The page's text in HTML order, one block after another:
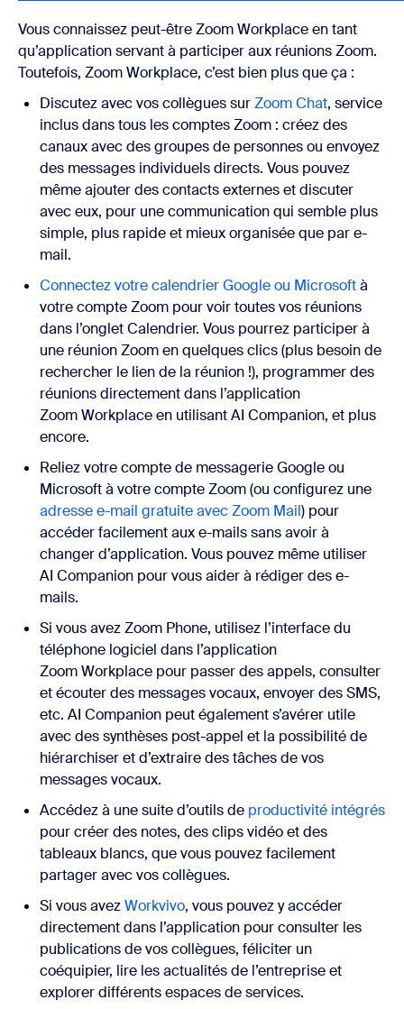
Vous connaissez peut-être Zoom Workplace en tant
qu’application servant à participer aux réunions Zoom.
Toutefois, Zoom Workplace, c’est bien plus que ça :
Discutez avec vos collègues surZoom Chat, service
inclus dans tous les comptes Zoom : créez des
canaux avec des groupes de personnes ou envoyez
des messages individuels directs. Vous pouvez
même ajouter des contacts externes et discuter
avec eux, pour une communication qui semble plus
simple, plus rapide et mieux organisée que par e-
mail.
Connectez votre calendrier Google ou Microsoftà
votre compte Zoom pour voir toutes vos réunions
dans l’onglet Calendrier. Vous pourrez participer à
une réunion Zoom en quelques clics (plus besoin de
rechercher le lien de la réunion !), programmer des
réunions directement dans l’application
Zoom Workplace en utilisant AI Companion, et plus
encore.
Reliez votre compte de messagerie Google ou
Microsoft à votre compte Zoom (ou configurez une
adresse e-mail gratuite avec Zoom Mail) pour
accéder facilement aux e-mails sans avoir à
changer d’application. Vous pouvez même utiliser
AI Companion pour vous aider à rédiger des e-
mails.
Si vous avez Zoom Phone, utilisez l’interface du
téléphone logiciel dans l’application
Zoom Workplace pour passer des appels, consulter
et écouter des messages vocaux, envoyer des SMS,
etc. AI Companion peut également s’avérer utile
avec des synthèses post-appel et la possibilité de
hiérarchiser et d’extraire des tâches de vos
messages vocaux.
Accédez à une suite d’outils de productivité intégrés
pour créer des notes, des clips vidéo et des
tableaux blancs, que vous pouvez facilement
partager avec vos collègues.
Si vous avezWorkvivo, vous pouvez y accéder
directement dans l’application pour consulter les
publications de vos collègues, féliciter un
coéquipier, lire les actualités de l’entreprise et
explorer différents espaces de services.